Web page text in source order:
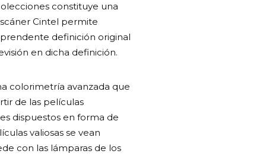
constituye una
Cintel permite
definición original
en dicha definición.
colorimetría avanzada que
de las películas
dispuestos en forma de
valiosas se vean
con las lámparas de los